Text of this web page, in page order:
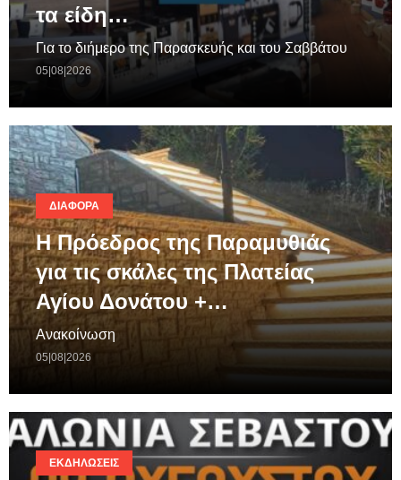
τα είδη…
Για το διήμερο της Παρασκευής και του Σαββάτου
05|08|2026
ΔΙΆΦΟΡΑ
Η Πρόεδρος της Παραμυθιάς
για τις σκάλες της Πλατείας
Αγίου Δονάτου +…
Ανακοίνωση
05|08|2026
ΕΚΔΗΛΏΣΕΙΣ